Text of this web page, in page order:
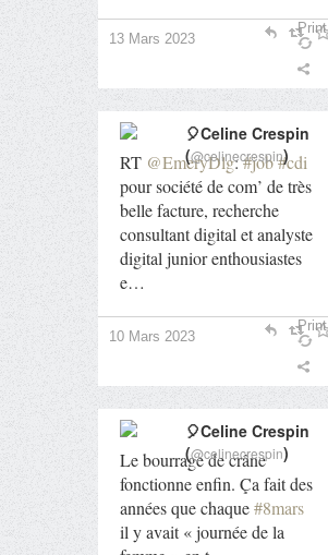
13 Mars 2023
Print
RT @EmeryDlg:#job#cdi
pour société de com’ de très
belle facture, recherche
consultant digital et analyste
digital junior enthousiastes
e…
🎈Celine Crespin
(@celinecrespin)
10 Mars 2023
Print
Le bourrage de crâne
fonctionne enfin. Ça fait des
années que chaque#8mars
il y avait « journée de la
🎈Celine Crespin
(@celinecrespin)